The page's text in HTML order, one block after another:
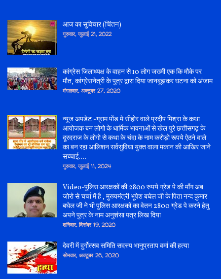
आज का सुविचार (चिंतन)
गुरुवार, जुलाई 21, 2022
कांग्रेस जिलाध्यक्ष के वाहन से 10 लोग जख्मी एक कि मौके पर
मौत, कांग्रेसनेत्री के पुत्र द्वारा दिया जानबूझकर घटना को अंजाम
मंगलवार, अक्टूबर 27, 2020
न्यूज अपडेट -ग्राम पोंड मे सीहोर वाले प्रदीप मिश्रा के कथा
आयोजक बन लोगो के धार्मिक भावनाओं से खेल पुरे छत्तीसगढ़ के
दूरदराज के लोगो से कथा के चंदा के नाम करोड़ो रूपये ऐठने वाले
का बन रहा आलिशन सर्वसुविधा युक्त वाला मकान की आखिर जाने
सच्चाई....
गुरुवार, जुलाई 11, 2024
Video-पुलिस आरक्षकों की 2800 रुपये ग्रेड पे की माँग अब
जोरो से चर्चा में है , मुख्यमंत्री भूपेश बघेल जी के पिता नन्द कुमार
बघेल जी ने भी पुलिस आरक्षकों का वेतन 2800 ग्रेड पे करने हेतु
अपने पुत्र के नाम अनुशंसा पत्र लिख दिया
शनिवार, दिसंबर 19, 2020
देवरी में दुर्गोत्सव समिति सदस्य भानुप्रताप वर्मा की हत्या
सोमवार, अक्टूबर 26, 2020